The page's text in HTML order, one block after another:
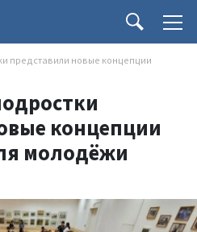
представили новые концепции
концепции
молодёжи